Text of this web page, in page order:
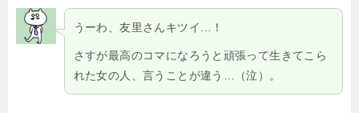
うーわ、友里さんキツイ…！
さすが最高のコマになろうと頑張って生きてこら
れた女の人、言うことが違う…（泣）。